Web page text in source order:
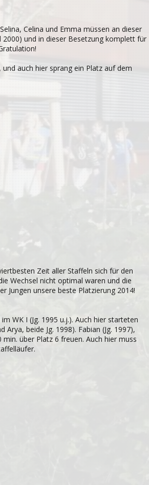
Celina und Emma müssen an dieser
und in dieser Besetzung komplett für
auch hier sprang ein Platz auf dem
Zeit aller Staffeln sich für den
Wechsel nicht optimal waren und die
Jungen unsere beste Platzierung 2014!
WK I (Jg. 1995 u.j.). Auch hier starteten
beide Jg. 1998). Fabian (Jg. 1997),
über Platz 6 freuen. Auch hier muss